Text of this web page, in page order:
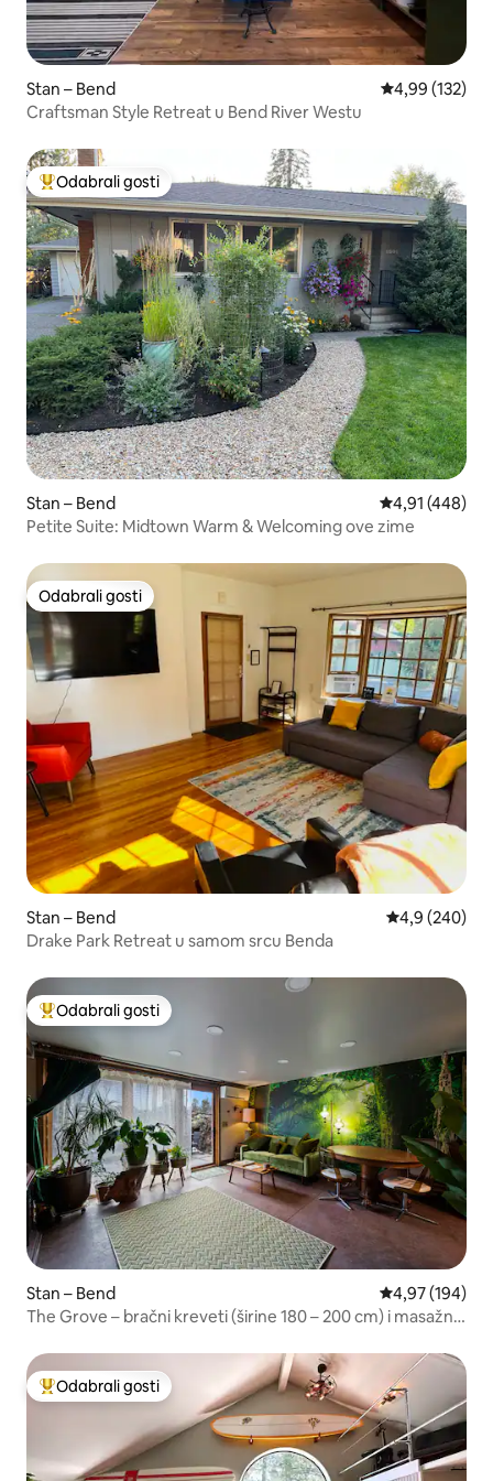
Stan – Bend Prosječna
4,99 (132)
Craftsman Style Retreat u Bend River Westu
Među najviše rangiranima s oznakom „Odabrali gosti”
Odabrali gosti
Stan – Bend Prosječna
4,91 (448)
Petite Suite: Midtown Warm & Welcoming ove zime
Odabrali gosti
Odabrali gosti
Stan – Bend Prosječna
4,9 (240)
Drake Park Retreat u samom srcu Benda
Među najviše rangiranima s oznakom „Odabrali gosti”
Odabrali gosti
Stan – Bend Prosječna
4,97 (194)
The Grove – bračni kreveti (širine 180 – 200 cm) i masažna
Među najviše rangiranima s oznakom „Odabrali gosti”
Odabrali gosti